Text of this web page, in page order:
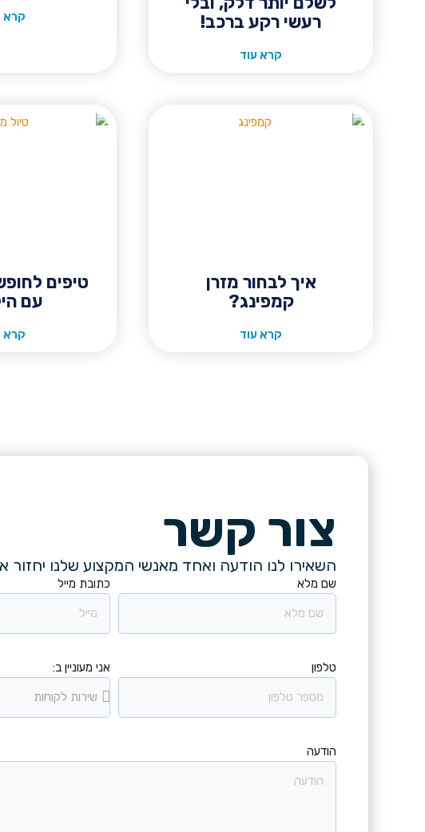
רעשי רקע ברכב!
קרא עוד
קרא
איך לבחור מזרן
קמפינג?
קרא עוד
טיפים
עם
קרא
צור קשר
השאירו לנו הודעה ואחד מאנשי המקצוע שלנו יחזור
שם מלא כתובת מייל
טלפון אני מעוניין ב:
הודעה